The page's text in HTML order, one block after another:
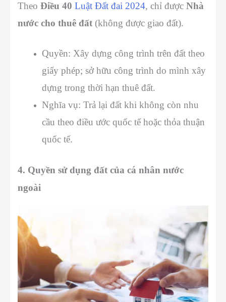
Theo Điều 40 Luật Đất đai 2024, chỉ được Nhà
nước cho thuê đất (không được giao đất).
Quyền: Xây dựng công trình trên đất theo
giấy phép; sở hữu công trình do mình xây
dựng trong thời hạn thuê đất.
Nghĩa vụ: Trả lại đất khi không còn nhu
cầu theo điều ước quốc tế hoặc thỏa thuận
quốc tế.
4. Quyền sử dụng đất của cá nhân nước
ngoài